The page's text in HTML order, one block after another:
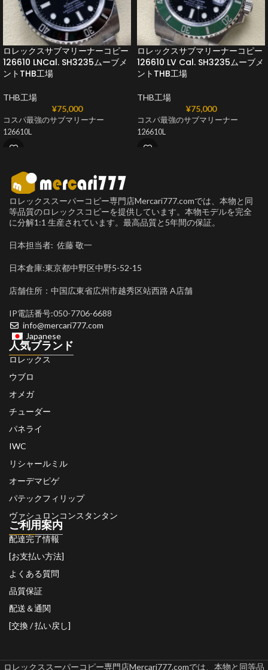
ロレックスサブマリーナーコピー
126610 LNCal. SH3235ムーブメ
ントTHB工場
THB工場
¥75,000
コスパ最強のサブマリーナー
126610L
ロレックスサブマリーナーコピー
126610 LV Cal. SH3235ムーブメ
ントTHB工場
THB工場
¥75,000
コスパ最強のサブマリーナー
126610L
ロレックススーパーコピー専門店Mercari777.comでは、本物と同
等品質のロレックスコピーを提供しています。本物モデルを完全
に分解1:1 生産されています。最高品質と5年間の保証。
日本担当者: 佐藤 敬一
日本倉庫:東京都中野区中野5-52-15
店舗住所：中国広東省広州市越秀区站西路 A店舗
IP電話番号:050-7706-6688
info@mercari777.com
Japanese
人気ブランド
ロレックス
ウブロ
オメガ
チューダー
パネライ
IWC
リシャールミル
オーデマピゲ
パテックフィリップ
ヴァシュロンコンスタンタン
ご利用案内
配達完了情報
[お支払い方法]
よくある質問
品質保証
配送＆通関
[交換 / 払い戻し]
ロレックススーパーコピー専門店Mercari777.comでは、本物と同等品